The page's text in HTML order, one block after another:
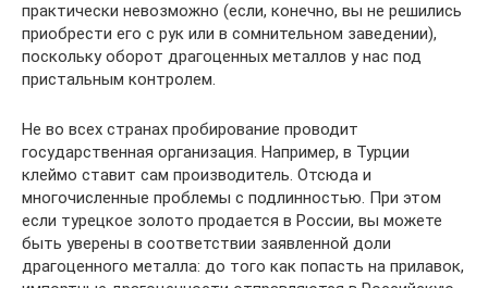
практически невозможно (если, конечно, вы не решились
приобрести его с рук или в сомнительном заведении),
поскольку оборот драгоценных металлов у нас под
пристальным контролем.
Не во всех странах пробирование проводит
государственная организация. Например, в Турции
клеймо ставит сам производитель. Отсюда и
многочисленные проблемы с подлинностью. При этом
если турецкое золото продается в России, вы можете
быть уверены в соответствии заявленной доли
драгоценного металла: до того как попасть на прилавок,